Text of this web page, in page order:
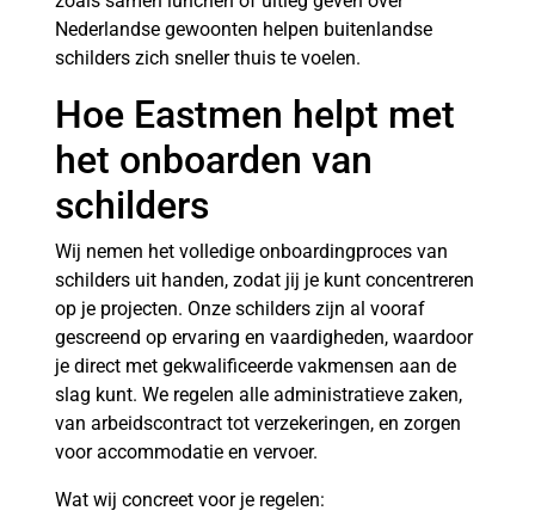
Nederlandse gewoonten helpen buitenlandse
schilders zich sneller thuis te voelen.
Hoe Eastmen helpt met
het onboarden van
schilders
Wij nemen het volledige onboardingproces van
schilders uit handen, zodat jij je kunt concentreren
op je projecten. Onze schilders zijn al vooraf
gescreend op ervaring en vaardigheden, waardoor
je direct met gekwalificeerde vakmensen aan de
slag kunt. We regelen alle administratieve zaken,
van arbeidscontract tot verzekeringen, en zorgen
voor accommodatie en vervoer.
Wat wij concreet voor je regelen: